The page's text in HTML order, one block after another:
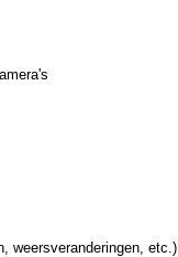
weersveranderingen, etc.)